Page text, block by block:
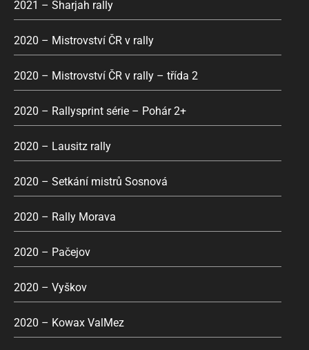
2021 – Sharjah rally
2020 – Mistrovství ČR v rally
2020 – Mistrovství ČR v rally – třída 2
2020 – Rallysprint série – Pohár 2+
2020 – Lausitz rally
2020 – Setkání mistrů Sosnová
2020 – Rally Morava
2020 – Pačejov
2020 – Vyškov
2020 – Kowax ValMez